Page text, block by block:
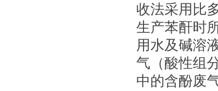
收法采用比
生产苯酐时
用水及碱溶
气（酸性组
中的含酚废